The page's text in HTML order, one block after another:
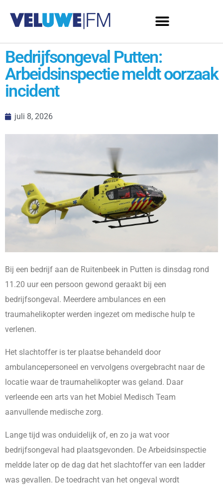
Bedrijfsongeval Putten:
Arbeidsinspectie meldt oorzaak
incident
juli 8, 2026
Bij een bedrijf aan de Ruitenbeek in Putten is dinsdag rond
11.20 uur een persoon gewond geraakt bij een
bedrijfsongeval. Meerdere ambulances en een
traumahelikopter werden ingezet om medische hulp te
verlenen.
Het slachtoffer is ter plaatse behandeld door
ambulancepersoneel en vervolgens overgebracht naar de
locatie waar de traumahelikopter was geland. Daar
verleende een arts van het Mobiel Medisch Team
aanvullende medische zorg.
Lange tijd was onduidelijk of, en zo ja wat voor
bedrijfsongeval had plaatsgevonden. De Arbeidsinspectie
meldde later op de dag dat het slachtoffer van een ladder
was gevallen. De toedracht van het ongeval wordt